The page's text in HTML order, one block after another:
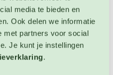
media te bieden en
Ook delen we informatie
met partners voor social
Je kunt je instellingen
.